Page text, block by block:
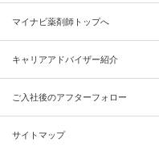
マイナビ薬剤師トップへ
キャリアアドバイザー紹介
ご入社後のアフターフォロー
サイトマップ